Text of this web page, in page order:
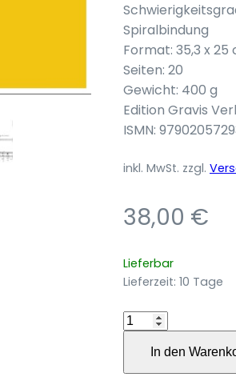
Spiralbindung
Format: 35,3 x 25
Seiten: 20
Gewicht: 400 g
Edition Gravis
ISMN:
inkl. MwSt. zzgl.
38,00 €
Lieferbar
Lieferzeit: 10 Tage
Del
Sopran
In den